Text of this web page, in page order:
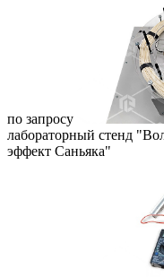
по запросу
лабораторный стенд
эффект Саньяка"